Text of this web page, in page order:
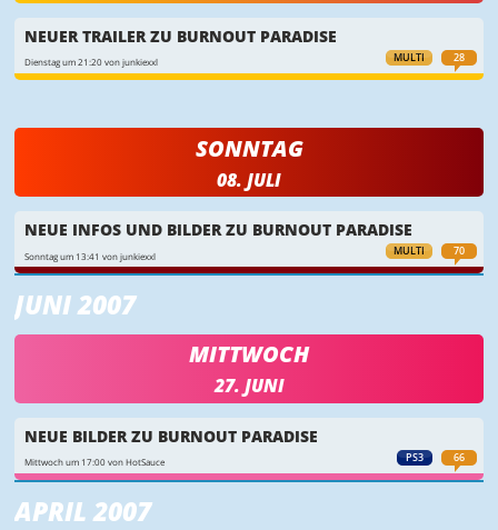
MULTI 28
NEUER TRAILER ZU BURNOUT PARADISE
Dienstag um 21:20 von junkiexxl
SONNTAG
08. JULI
MULTI 70
NEUE INFOS UND BILDER ZU BURNOUT PARADISE
Sonntag um 13:41 von junkiexxl
JUNI 2007
MITTWOCH
27. JUNI
PS3 66
NEUE BILDER ZU BURNOUT PARADISE
Mittwoch um 17:00 von HotSauce
APRIL 2007